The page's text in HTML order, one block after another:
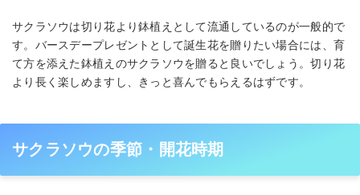
サクラソウは切り花より鉢植えとして流通しているのが一般的で
す。バースデープレゼントとして誕生花を贈りたい場合には、育
て方を添えた鉢植えのサクラソウを贈ると良いでしょう。切り花
より長く楽しめますし、きっと喜んでもらえるはずです。
サクラソウの季節・開花時期